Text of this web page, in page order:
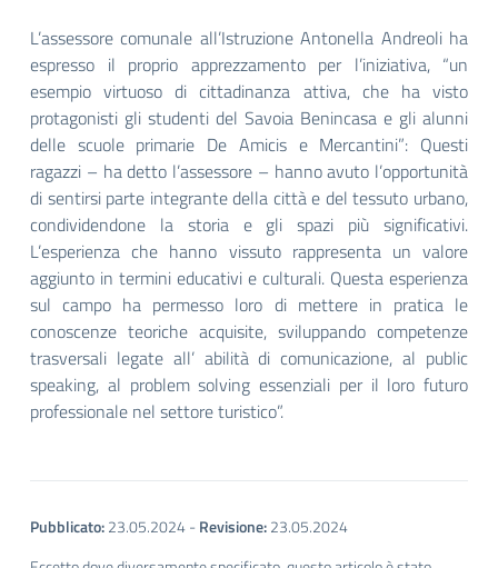
L’assessore comunale all’Istruzione Antonella Andreoli ha
espresso il proprio apprezzamento per l’iniziativa, “un
esempio virtuoso di cittadinanza attiva, che ha visto
protagonisti gli studenti del Savoia Benincasa e gli alunni
delle scuole primarie De Amicis e Mercantini”: Questi
ragazzi – ha detto l’assessore – hanno avuto l’opportunità
di sentirsi parte integrante della città e del tessuto urbano,
condividendone la storia e gli spazi più significativi.
L’esperienza che hanno vissuto rappresenta un valore
aggiunto in termini educativi e culturali. Questa esperienza
sul campo ha permesso loro di mettere in pratica le
conoscenze teoriche acquisite, sviluppando competenze
trasversali legate all’ abilità di comunicazione, al public
speaking, al problem solving essenziali per il loro futuro
professionale nel settore turistico”.
Pubblicato:23.05.2024-Revisione:23.05.2024